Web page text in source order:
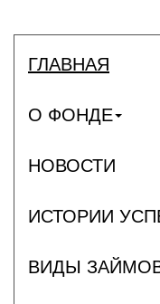
ГЛАВНАЯ
О ФОНДЕ
НОВОСТИ
ИСТОРИИ
ВИДЫ